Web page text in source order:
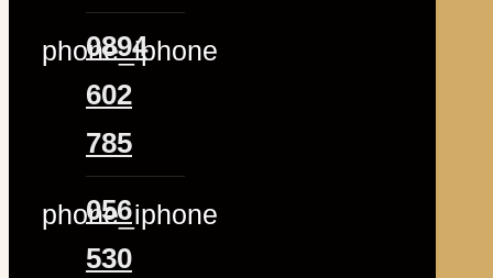
phone_iphone
0894
602
785
phone_iphone
056
530